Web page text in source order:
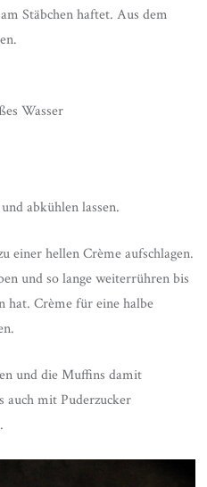
Stäbchen haftet. Aus dem
Wasser
abkühlen lassen.
einer hellen Crème aufschlagen.
und so lange weiterrühren bis
hat. Crème für eine halbe
und die Muffins damit
auch mit Puderzucker